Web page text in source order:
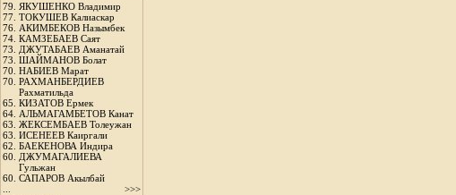
79. ЯКУШЕНКО Владимир
77. ТОКУШЕВ Калиаскар
76. АКИМБЕКОВ Назымбек
74. КАМЗЕБАЕВ Саят
73. ДЖУТАБАЕВ Аманатай
73. ШАЙМАНОВ Болат
70. НАБИЕВ Марат
70. РАХМАНБЕРДИЕВ
Рахматильда
65. КИЗАТОВ Ермек
64. АЛЬМАГАМБЕТОВ Канат
63. ЖЕКСЕМБАЕВ Толеужан
63. ИСЕНЕЕВ Каиргали
62. БАЕКЕНОВА Индира
60. ДЖУМАГАЛИЕВА
Гульжан
60. САПАРОВ Акылбай
>>>